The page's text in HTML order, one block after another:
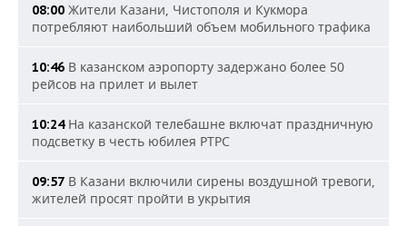
08:00 Жители Казани, Чистополя и Кукмора
потребляют наибольший объем мобильного трафика
10:46 В казанском аэропорту задержано более 50
рейсов на прилет и вылет
10:24На казанской телебашне включат праздничную
подсветку в честь юбилея РТРС
09:57 В Казани включили сирены воздушной тревоги,
жителей просят пройти в укрытия